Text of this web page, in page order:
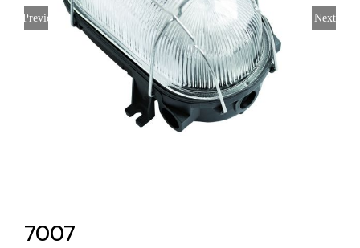
Lighting and Electrical
Equipment
Complete solutions in lighting and electrical
material for each project and need
Previous Next
7007